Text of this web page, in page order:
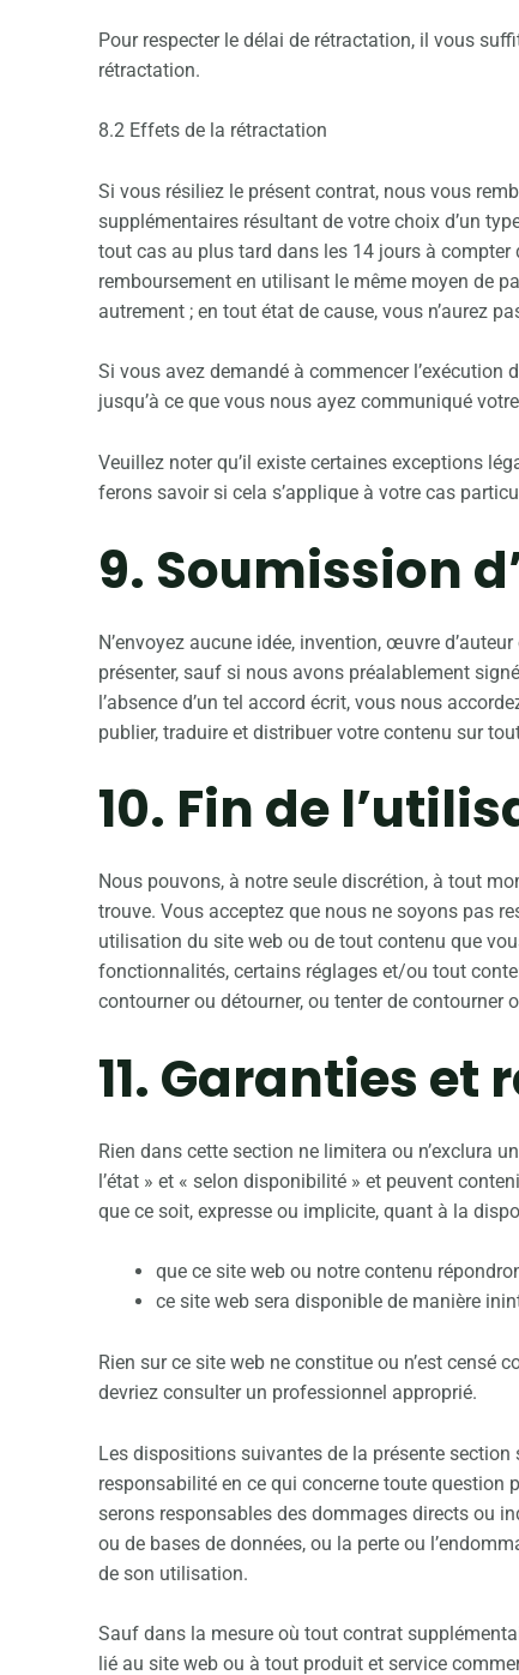
Pour respecter le délai de rétractation, il vous
rétractation.
8.2 Effets de la rétractation
Si vous résiliez le présent contrat, nous vous
supplémentaires résultant de votre choix d’un
tout cas au plus tard dans les 14 jours à
remboursement en utilisant le même moyen de
autrement ; en tout état de cause, vous n’aurez
Si vous avez demandé à commencer
jusqu’à ce que vous nous ayez communiqué
Veuillez noter qu’il existe certaines exceptions
ferons savoir si cela s’applique à votre cas
9. Soumission
N’envoyez aucune idée, invention, œuvre
présenter, sauf si nous avons préalablement
l’absence d’un tel accord écrit, vous nous
publier, traduire et distribuer votre contenu sur
10. Fin de
Nous pouvons, à notre seule discrétion, à tout
trouve. Vous acceptez que nous ne soyons pas
utilisation du site web ou de tout contenu que
fonctionnalités, certains réglages et/ou tout
contourner ou détourner, ou tenter de contourner
11. Garanties
Rien dans cette section ne limitera ou n’exclura
l’état » et « selon disponibilité » et peuvent
que ce soit, expresse ou implicite, quant à la
que ce site web ou notre contenu
ce site web sera disponible de manière
Rien sur ce site web ne constitue ou n’est
devriez consulter un professionnel approprié.
Les dispositions suivantes de la présente
responsabilité en ce qui concerne toute question
serons responsables des dommages directs ou
ou de bases de données, ou la perte ou
de son utilisation.
Sauf dans la mesure où tout contrat
lié au site web ou à tout produit et service